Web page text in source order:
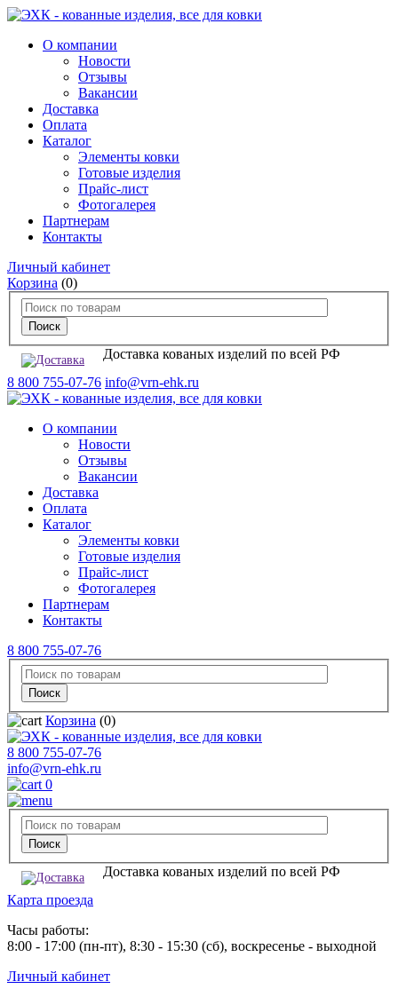
О компании
Новости
Отзывы
Вакансии
Доставка
Оплата
Каталог
Элементы ковки
Готовые изделия
Прайс-лист
Фотогалерея
Партнерам
Контакты
Личный кабинет
Корзина (0)
Доставка кованых изделий по всей РФ
8 800 755-07-76 info@vrn-ehk.ru
О компании
Новости
Отзывы
Вакансии
Доставка
Оплата
Каталог
Элементы ковки
Готовые изделия
Прайс-лист
Фотогалерея
Партнерам
Контакты
8 800 755-07-76
Корзина (0)
8 800 755-07-76
info@vrn-ehk.ru
0
Доставка кованых изделий по всей РФ
Карта проезда
Часы работы:
8:00 - 17:00 (пн-пт), 8:30 - 15:30 (сб), воскресенье - выходной
Личный кабинет